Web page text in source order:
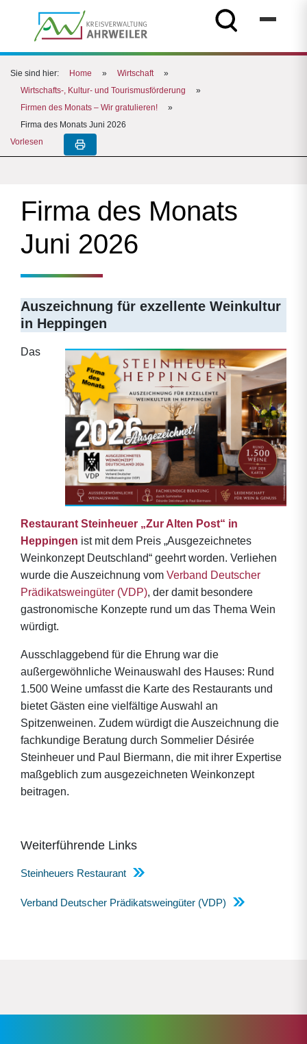
Sie sind hier: Home » Wirtschaft
»
Wirtschafts-, Kultur- und Tourismusförderung
»
Firmen des Monats – Wir gratulieren!
»
Firma des Monats Juni 2026
Vorlesen
Firma des Monats
Juni 2026
Auszeichnung für exzellente Weinkultur
in Heppingen
Das
Restaurant Steinheuer „Zur Alten Post“ in
Heppingen ist mit dem Preis „Ausgezeichnetes
Weinkonzept Deutschland“ geehrt worden. Verliehen
wurde die Auszeichnung vom Verband Deutscher
Prädikatsweingüter (VDP), der damit besondere
gastronomische Konzepte rund um das Thema Wein
würdigt.
Ausschlaggebend für die Ehrung war die
außergewöhnliche Weinauswahl des Hauses: Rund
1.500 Weine umfasst die Karte des Restaurants und
bietet Gästen eine vielfältige Auswahl an
Spitzenweinen. Zudem würdigt die Auszeichnung die
fachkundige Beratung durch Sommelier Désirée
Steinheuer und Paul Biermann, die mit ihrer Expertise
maßgeblich zum ausgezeichneten Weinkonzept
beitragen.
Weiterführende Links
Steinheuers Restaurant
Verband Deutscher Prädikatsweingüter (VDP)